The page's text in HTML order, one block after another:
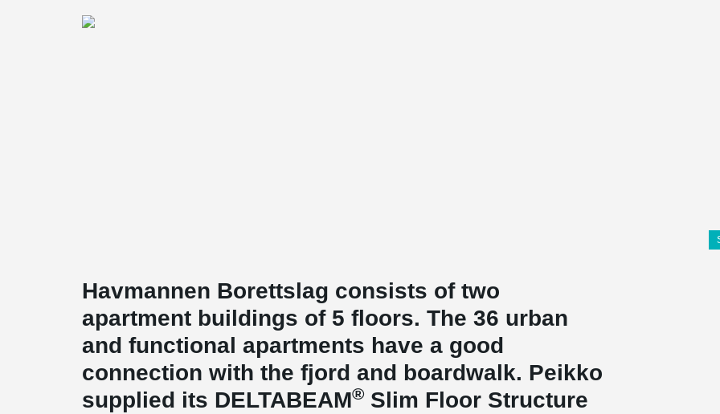
Havmannen Borettslag consists of two
apartment buildings of 5 floors. The 36 urban
and functional apartments have a good
connection with the fjord and boardwalk. Peikko
supplied its DELTABEAM® Slim Floor Structure